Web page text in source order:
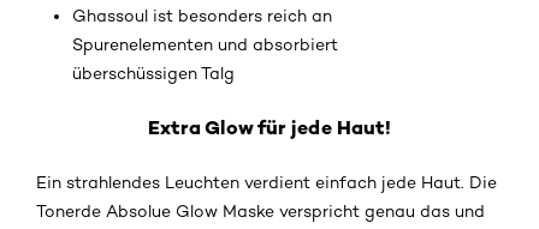
Ghassoul ist besonders reich an
Spurenelementen und absorbiert
überschüssigen Talg
Extra Glow für jede Haut!
Ein strahlendes Leuchten verdient einfach jede Haut. Die
Tonerde Absolue Glow Maske verspricht genau das und